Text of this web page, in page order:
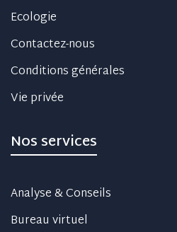
Ecologie
Contactez-nous
Conditions générales
Vie privée
Nos services
Analyse & Conseils
Bureau virtuel